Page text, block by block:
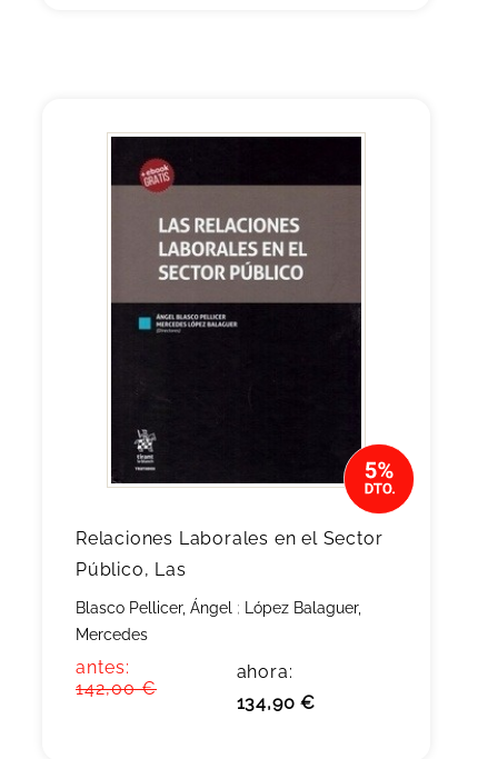
Relaciones Laborales en el Sector
Público, Las
Blasco Pellicer, Ángel ;
López Balaguer,
Mercedes
antes:
142,00 €
ahora:
134,90 €